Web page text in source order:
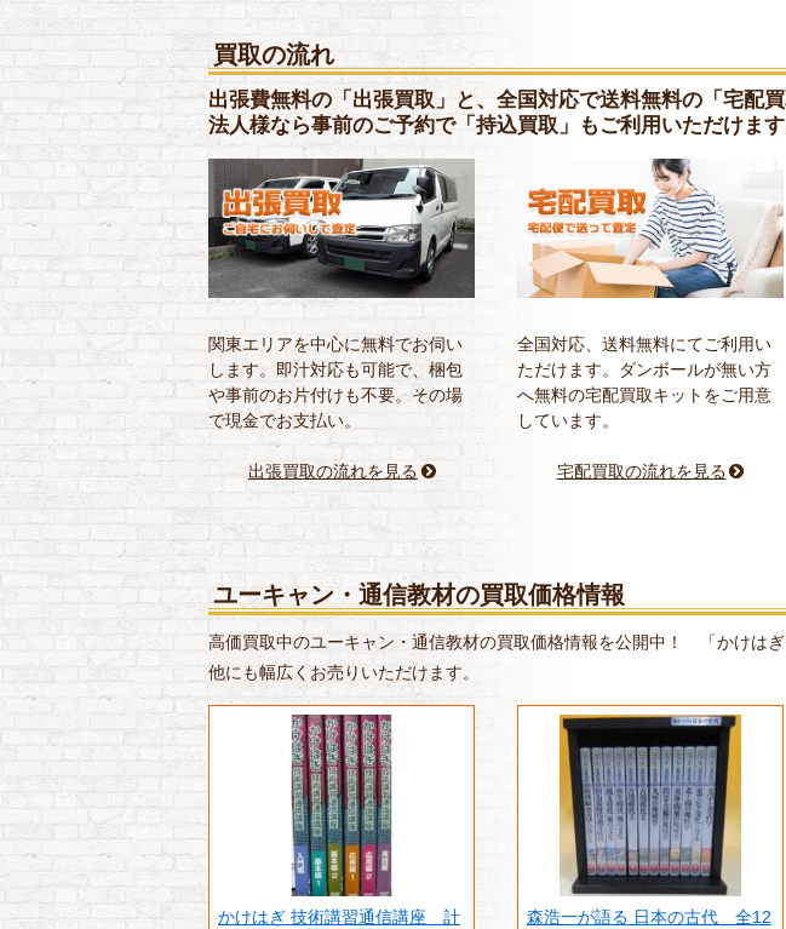
買取の流れ
出張費無料の「出張買取」と、全国対応で送料無料の「宅配買
法人様なら事前のご予約で「持込買取」もご利用いただけます
関東エリアを中心に無料でお伺い
します。即汁対応も可能で、梱包
や事前のお片付けも不要。その場
で現金でお支払い。
出張買取の流れを見る
全国対応、送料無料にてご利用い
ただけます。ダンボールが無い方
へ無料の宅配買取キットをご用意
しています。
宅配買取の流れを見る
ユーキャン・通信教材の買取価格情報
高価買取中のユーキャン・通信教材の買取価格情報を公開中！ 「かけは
他にも幅広くお売りいただけます。
かけはぎ 技術講習通信講座 計
森浩一が語る 日本の古代 全12